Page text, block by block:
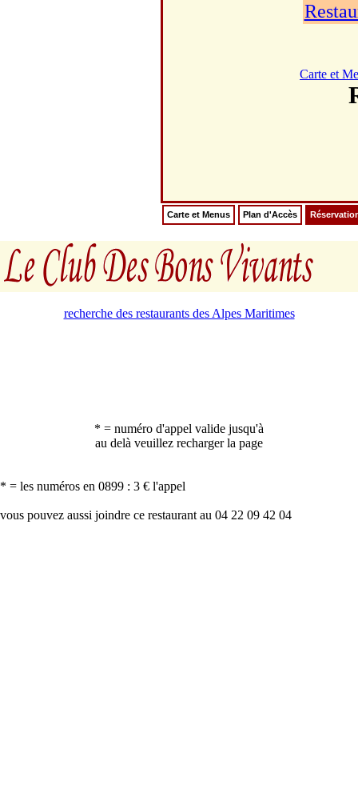
Carte et
Carte et Menus Plan d'Accès
recherche des restaurants des Alpes Maritimes
* = numéro d'appel valide jusqu'à
au delà veuillez recharger la page
* = les numéros en 0899 : 3 € l'appel
vous pouvez aussi joindre ce restaurant au 04 22 09 42 04